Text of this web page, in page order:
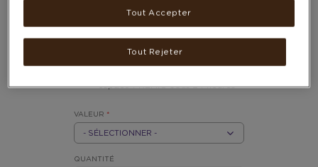
2 800 - 11 000 POINTS
« Mon historique de
espace PREMIO sous 24 heures
VALEUR *
5
QUANTITÉ
Tout Rejeter
Tout Accepter